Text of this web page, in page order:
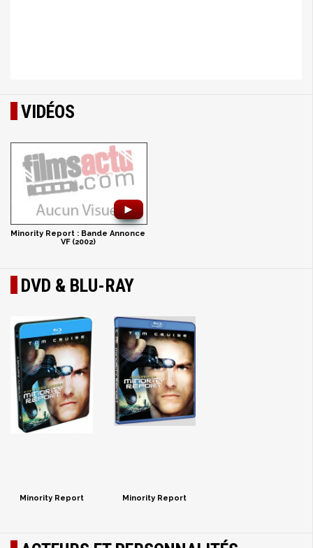
VIDÉOS
►
Minority Report : Bande Annonce
VF (2002)
DVD & BLU-RAY
Minority Report Minority Report